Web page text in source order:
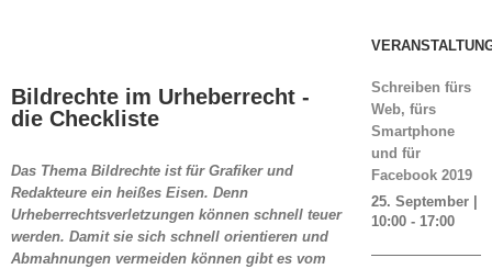
grösseres
Bild
Bildrechte im Urheberrecht -
die Checkliste
Das Thema Bildrechte ist für Grafiker und
Redakteure ein heißes Eisen. Denn
Urheberrechtsverletzungen können schnell teuer
werden. Damit sie sich schnell orientieren und
Abmahnungen vermeiden können gibt es vom
Schreiben fürs
Web, fürs
Smartphone
und für
Facebook 2019
25. September |
10:00- 17:00